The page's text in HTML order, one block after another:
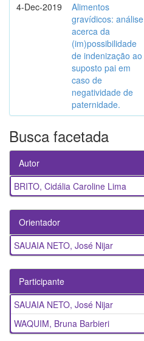
4-Dec-2019
Alimentos
gravídicos: análise
acerca da
(im)possibilidade
de indenização ao
suposto pai em
caso de
negatividade de
paternidade.
Busca facetada
Autor
BRITO, Cidália Caroline Lima
Orientador
SAUAIA NETO, José Nijar
Participante
SAUAIA NETO, José Nijar
WAQUIM, Bruna Barbieri